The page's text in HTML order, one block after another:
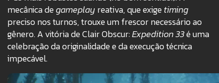
mecânica degameplay reativa, que exigetiming
preciso nos turnos, trouxe um frescor necessário ao
gênero. A vitória de Clair Obscur:Expedition 33é uma
celebração da originalidade e da execução técnica
impecável.